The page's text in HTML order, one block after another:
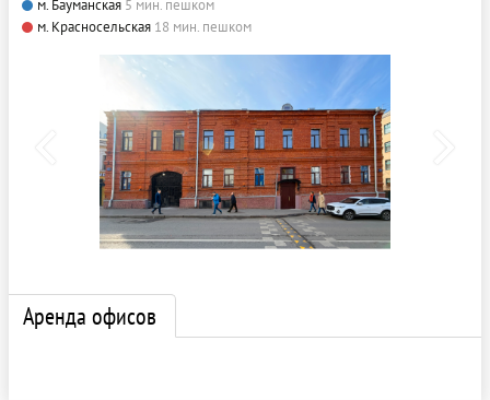
м. Бауманская 5 мин. пешком
м. Красносельская 18 мин. пешком
Аренда офисов